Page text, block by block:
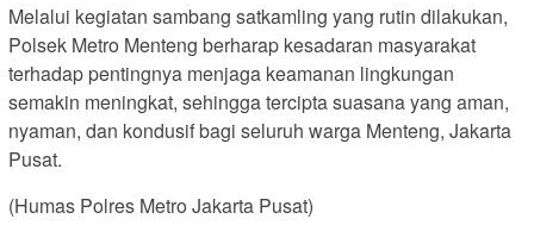
Melalui kegiatan sambang satkamling yang rutin dilakukan,
Polsek Metro Menteng berharap kesadaran masyarakat
terhadap pentingnya menjaga keamanan lingkungan
semakin meningkat, sehingga tercipta suasana yang aman,
nyaman, dan kondusif bagi seluruh warga Menteng, Jakarta
Pusat.
(Humas Polres Metro Jakarta Pusat)